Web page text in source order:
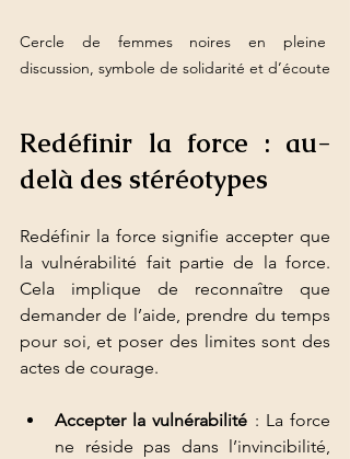
Cercle de femmes noires en pleine
discussion, symbole de solidarité et d’écoute
Redéfinir la force : au-
delà des stéréotypes
Redéfinir la force signifie accepter que
la vulnérabilité fait partie de la force.
Cela implique de reconnaître que
demander de l’aide, prendre du temps
pour soi, et poser des limites sont des
actes de courage.
Accepter la vulnérabilité : La force
ne réside pas dans l’invincibilité,